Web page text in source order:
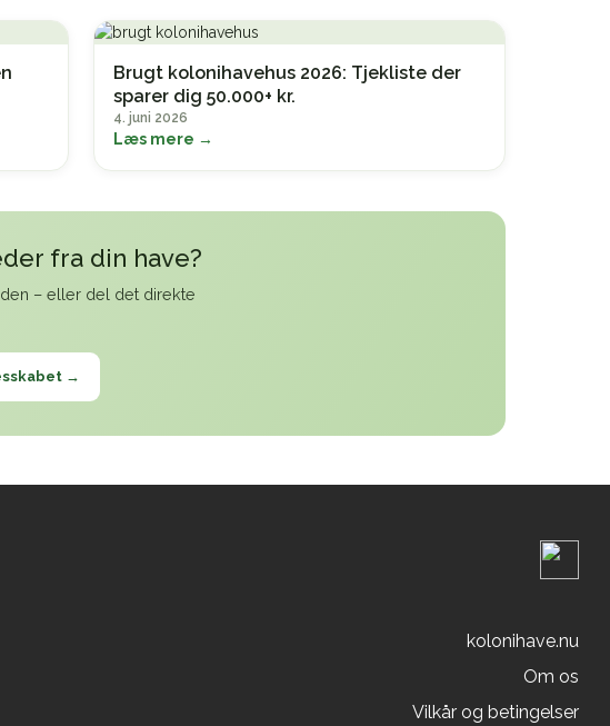
Brugt kolonihavehus 2026: Tjekliste der
sparer dig 50.000+ kr.
4. juni 2026
Læs mere →
fra din have?
– eller del det direkte
→
kolonihave.nu
Om os
Vilkår og betingelser